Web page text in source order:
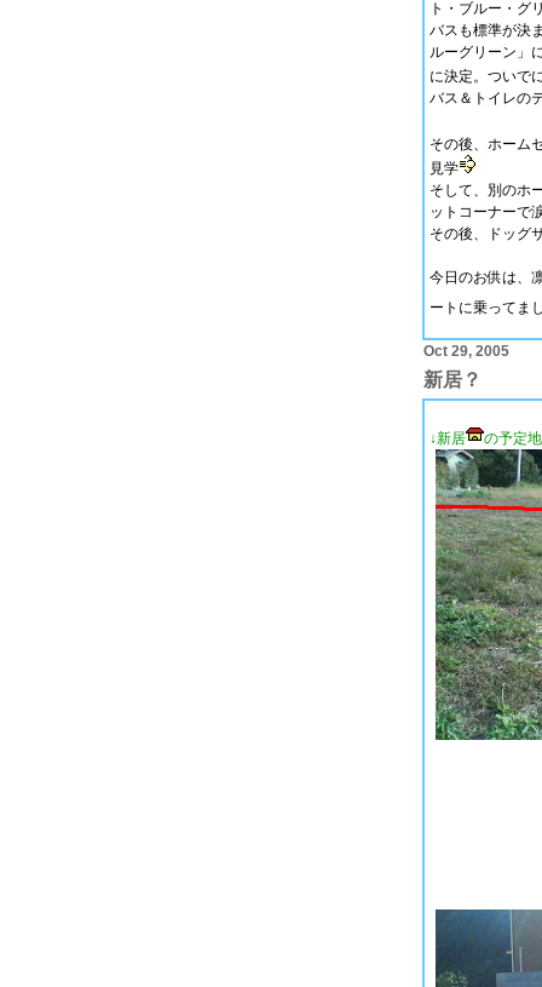
ト・ブルー・グ
バスも標準が決
ルーグリーン」
に決定。ついで
バス＆トイレの
その後、ホーム
見学
そして、別のホ
ットコーナーで
その後、ドッグ
今日のお供は、
ートに乗ってま
Oct 29, 2005
新居？
↓新居 の予定